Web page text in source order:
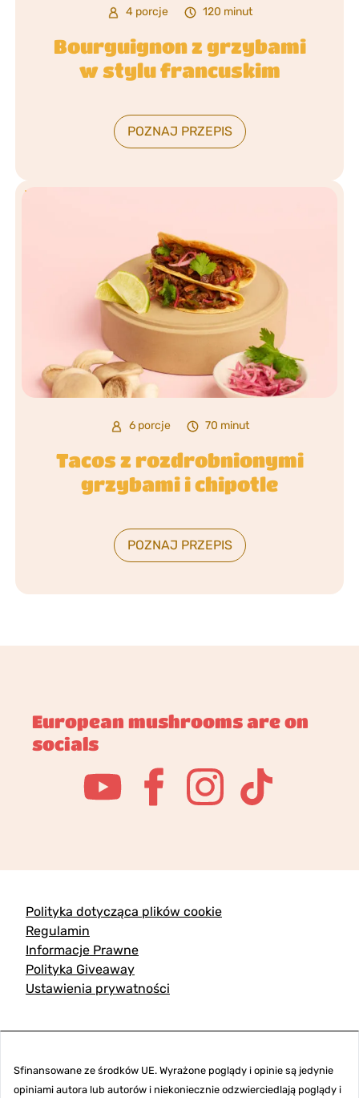
4 porcje 120 minut
Bourguignon z grzybami
w stylu francuskim
POZNAJ PRZEPIS
6 porcje 70 minut
Tacos z rozdrobnionymi
grzybami i chipotle
POZNAJ PRZEPIS
European mushrooms are on
socials
Polityka dotycząca plików cookie
Regulamin
Informacje Prawne
Polityka Giveaway
Ustawienia prywatności
Sfinansowane ze środków UE. Wyrażone poglądy i opinie są jedynie
opiniami autora lub autorów i niekoniecznie odzwierciedlają poglądy i